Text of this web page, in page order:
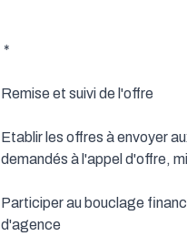
Remise et suivi de l'offre
Etablir les offres à envoyer
demandés à l'appel d'offre,
Participer au bouclage
d'agence